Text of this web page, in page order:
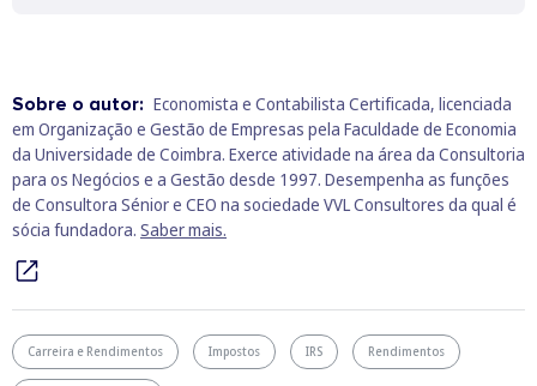
Sobre o autor: Economista e Contabilista Certificada, licenciada
em Organização e Gestão de Empresas pela Faculdade de Economia
da Universidade de Coimbra. Exerce atividade na área da Consultoria
para os Negócios e a Gestão desde 1997. Desempenha as funções
de Consultora Sénior e CEO na sociedade VVL Consultores da qual é
sócia fundadora. Saber mais.
Carreira e Rendimentos Impostos IRS Rendimentos